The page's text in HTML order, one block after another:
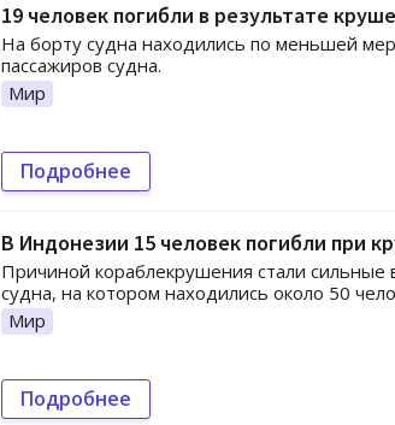
19 человек погибли в результате
На борту судна находились по меньшей
пассажиров судна.
Мир
Подробнее
В Индонезии 15 человек погибли при
Причиной кораблекрушения стали сильные
судна, на котором находились около 50
Мир
Подробнее